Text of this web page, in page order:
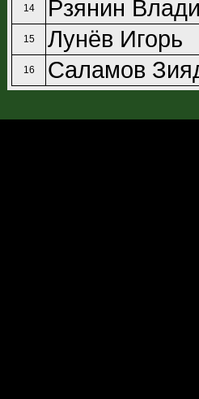
14 Рзянин
15 Лунёв Игорь
16 Саламов